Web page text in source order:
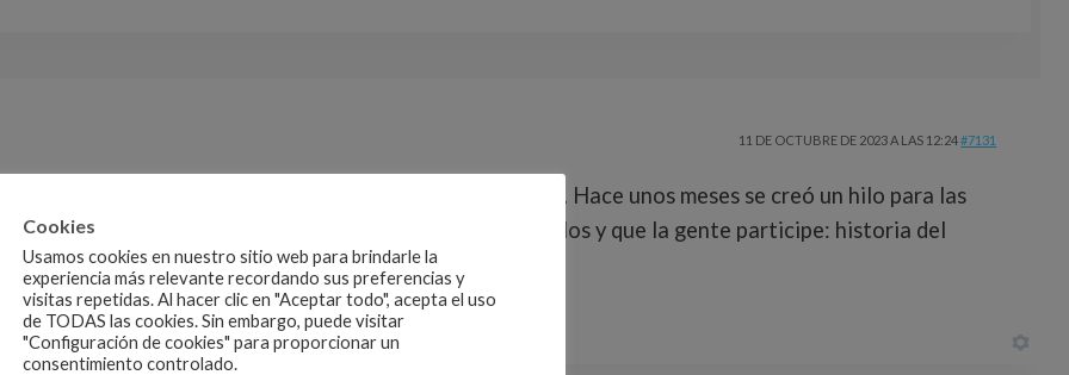
11 DE OCTUBRE DE 2023 A LAS 12:24#7131
II se quiere incentivar la participación en los foros. Hace unos meses se creó un hilo para las
uso. Pero ahora nuestro profe Jesús quiere abrir más hilos y que la gente participe: historia del
moderadores para dichos foros.¡Animaros!
Cookies
Usamos cookies en nuestro sitio web para brindarle la
experiencia más relevante recordando sus preferencias y
visitas repetidas. Al hacer clic en "Aceptar todo", acepta el uso
de TODAS las cookies. Sin embargo, puede visitar
"Configuración de cookies" para proporcionar un
consentimiento controlado.